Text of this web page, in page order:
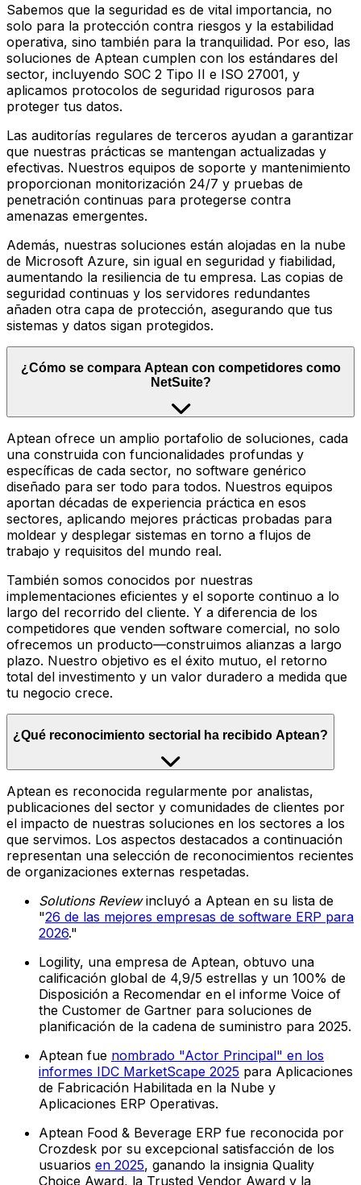
Sabemos que la seguridad es de vital importancia, no
solo para la protección contra riesgos y la estabilidad
operativa, sino también para la tranquilidad. Por eso, las
soluciones de Aptean cumplen con los estándares del
sector, incluyendo SOC 2 Tipo II e ISO 27001, y
aplicamos protocolos de seguridad rigurosos para
proteger tus datos.
Las auditorías regulares de terceros ayudan a garantizar
que nuestras prácticas se mantengan actualizadas y
efectivas. Nuestros equipos de soporte y mantenimiento
proporcionan monitorización 24/7 y pruebas de
penetración continuas para protegerse contra
amenazas emergentes.
Además, nuestras soluciones están alojadas en la nube
de Microsoft Azure, sin igual en seguridad y fiabilidad,
aumentando la resiliencia de tu empresa. Las copias de
seguridad continuas y los servidores redundantes
añaden otra capa de protección, asegurando que tus
sistemas y datos sigan protegidos.
¿Cómo se compara Aptean con competidores como
NetSuite?
Aptean ofrece un amplio portafolio de soluciones, cada
una construida con funcionalidades profundas y
específicas de cada sector, no software genérico
diseñado para ser todo para todos. Nuestros equipos
aportan décadas de experiencia práctica en esos
sectores, aplicando mejores prácticas probadas para
moldear y desplegar sistemas en torno a flujos de
trabajo y requisitos del mundo real.
También somos conocidos por nuestras
implementaciones eficientes y el soporte continuo a lo
largo del recorrido del cliente. Y a diferencia de los
competidores que venden software comercial, no solo
ofrecemos un producto—construimos alianzas a largo
plazo. Nuestro objetivo es el éxito mutuo, el retorno
total del investimento y un valor duradero a medida que
tu negocio crece.
¿Qué reconocimiento sectorial ha recibido Aptean?
Aptean es reconocida regularmente por analistas,
publicaciones del sector y comunidades de clientes por
el impacto de nuestras soluciones en los sectores a los
que servimos. Los aspectos destacados a continuación
representan una selección de reconocimientos recientes
de organizaciones externas respetadas.
Solutions Reviewincluyó a Aptean en su lista de
"26 de las mejores empresas de software ERP para
2026."
Logility, una empresa de Aptean, obtuvo una
calificación global de 4,9/5 estrellas y un 100% de
Disposición a Recomendar en el informe Voice of
the Customer de Gartner para soluciones de
planificación de la cadena de suministro para 2025.
Aptean fue nombrado "Actor Principal" en los
informes IDC MarketScape 2025 para Aplicaciones
de Fabricación Habilitada en la Nube y
Aplicaciones ERP Operativas.
Aptean Food & Beverage ERP fue reconocida por
Crozdesk por su excepcional satisfacción de los
usuarios en 2025, ganando la insignia Quality
Choice Award, la Trusted Vendor Award y la